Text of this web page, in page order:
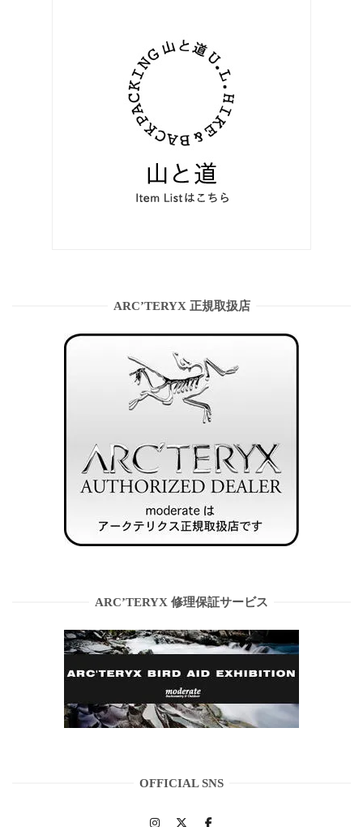
ARC’TERYX 正規取扱店
ARC’TERYX 修理保証サービス
OFFICIAL SNS